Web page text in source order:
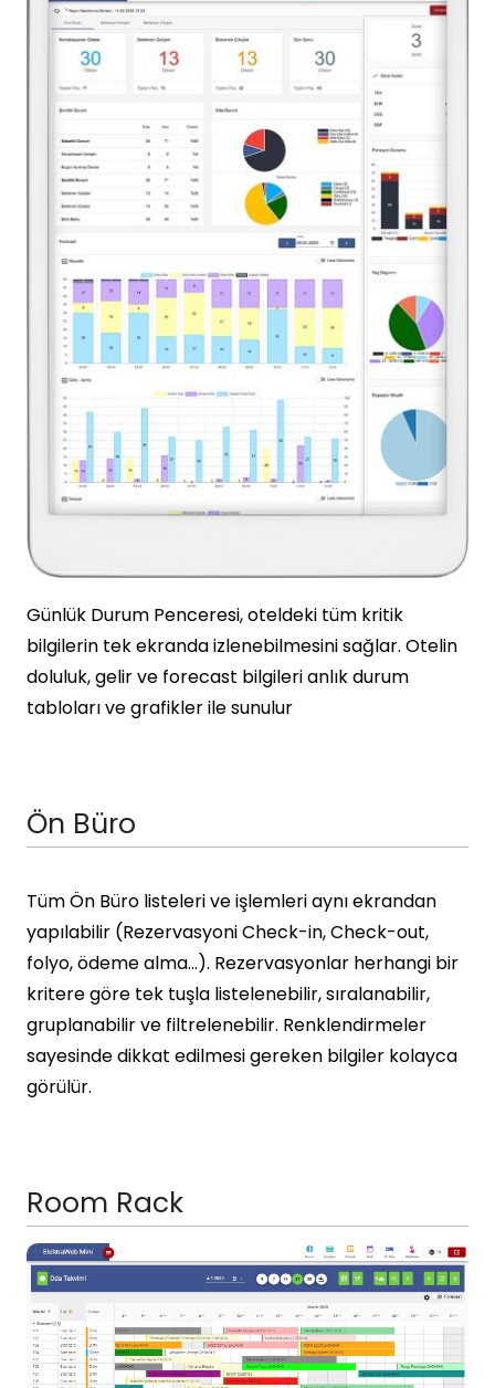
Günlük Durum Penceresi, oteldeki tüm kritik
bilgilerin tek ekranda izlenebilmesini sağlar. Otelin
doluluk, gelir ve forecast bilgileri anlık durum
tabloları ve grafikler ile sunulur
Ön Büro
Tüm Ön Büro listeleri ve işlemleri aynı ekrandan
yapılabilir (Rezervasyoni Check-in, Check-out,
folyo, ödeme alma…). Rezervasyonlar herhangi bir
kritere göre tek tuşla listelenebilir, sıralanabilir,
gruplanabilir ve filtrelenebilir. Renklendirmeler
sayesinde dikkat edilmesi gereken bilgiler kolayca
görülür.
Room Rack